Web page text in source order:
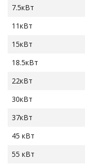
7.5кВт
11кВт
15кВт
18.5кВт
22кВт
30кВт
37кВт
45 кВт
55 кВт